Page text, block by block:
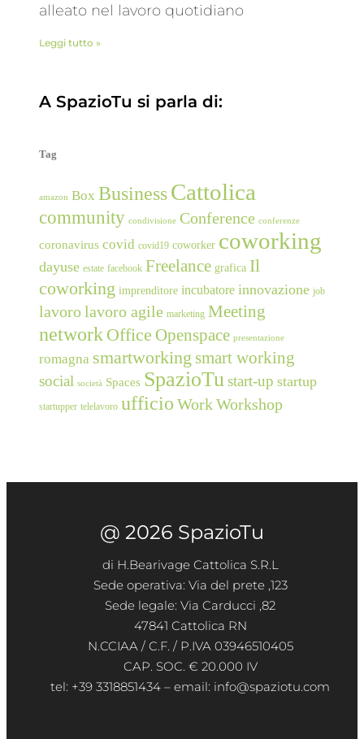
alleato nel lavoro quotidiano
Leggi tutto »
A SpazioTu si parla di:
Tag
amazon Box BusinessCattolica
community condivisione Conference conferenze
coronavirus covid covid19 coworker coworking
dayuse estate facebook Freelance grafica Il
coworking imprenditore incubatore innovazione job
lavorolavoro agile marketing Meeting
network Office Openspace presentazione
romagna smartworking smart working
social società Spaces SpazioTustart-up startup
startupper telelavoro ufficio WorkWorkshop
@ 2026 SpazioTu
di H.Bearivage Cattolica S.R.L
Sede operativa: Via del prete ,123
Sede legale: Via Carducci ,82
47841 Cattolica RN
N.CCIAA / C.F. / P.IVA 03946510405
CAP. SOC. € 20.000 IV
tel: +39 3318851434 – email: info@spaziotu.com